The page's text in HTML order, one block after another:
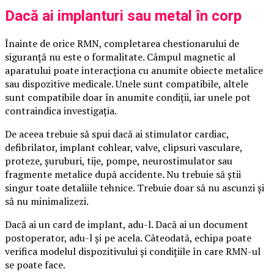
Dacă ai implanturi sau metal în corp
Înainte de orice RMN, completarea chestionarului de
siguranță nu este o formalitate. Câmpul magnetic al
aparatului poate interacționa cu anumite obiecte metalice
sau dispozitive medicale. Unele sunt compatibile, altele
sunt compatibile doar în anumite condiții, iar unele pot
contraindica investigația.
De aceea trebuie să spui dacă ai stimulator cardiac,
defibrilator, implant cohlear, valve, clipsuri vasculare,
proteze, șuruburi, tije, pompe, neurostimulator sau
fragmente metalice după accidente. Nu trebuie să știi
singur toate detaliile tehnice. Trebuie doar să nu ascunzi și
să nu minimalizezi.
Dacă ai un card de implant, adu-l. Dacă ai un document
postoperator, adu-l și pe acela. Câteodată, echipa poate
verifica modelul dispozitivului și condițiile în care RMN-ul
se poate face.